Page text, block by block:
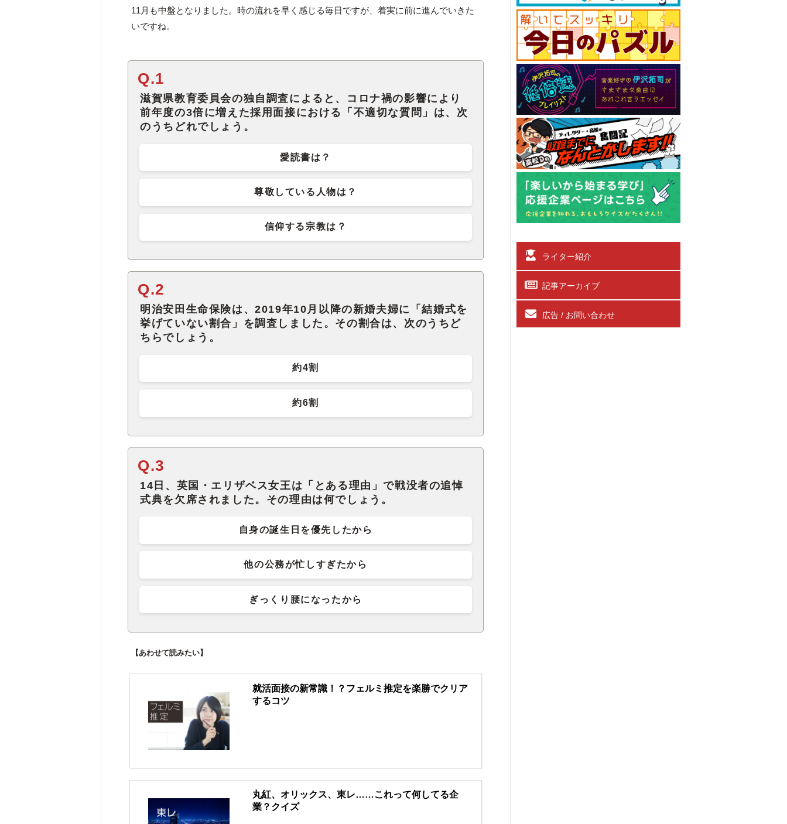
11月も中盤となりました。時の流れを早く感じる毎日ですが、着実に前に進んでいきた
いですね。
Q.1
滋賀県教育委員会の独自調査によると、コロナ禍の影響により
前年度の3倍に増えた採用面接における「不適切な質問」は、次
のうちどれでしょう。
愛読書は？
尊敬している人物は？
信仰する宗教は？
Q.2
明治安田生命保険は、2019年10月以降の新婚夫婦に「結婚式を
挙げていない割合」を調査しました。その割合は、次のうちど
ちらでしょう。
約4割
約6割
Q.3
14日、英国・エリザベス女王は「とある理由」で戦没者の追悼
式典を欠席されました。その理由は何でしょう。
自身の誕生日を優先したから
他の公務が忙しすぎたから
ぎっくり腰になったから
【あわせて読みたい】
就活面接の新常識！？フェルミ推定を楽勝でクリア
するコツ
丸紅、オリックス、東レ……これって何してる企
業？クイズ
ライター紹介
記事アーカイブ
広告 / お問い合わせ